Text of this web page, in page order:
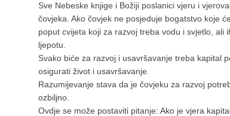
Sve Nebeske knjige i Božiji poslanici vjeru i
čovjeka. Ako čovjek ne posjeduje bogatstvo koje
poput cvijeta koji za razvoj treba vodu i svjetlo,
ljepotu.
Svako biće za razvoj i usavršavanje treba kapital
osigurati život i usavršavanje.
Razumijevanje stava da je čovjeku za razvoj
ozbiljno.
Ovdje se može postaviti pitanje: Ako je vjera